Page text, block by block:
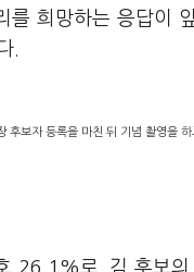
희망하는 응답이 앞
.
후보자 등록을 마친 뒤 기념 촬영을